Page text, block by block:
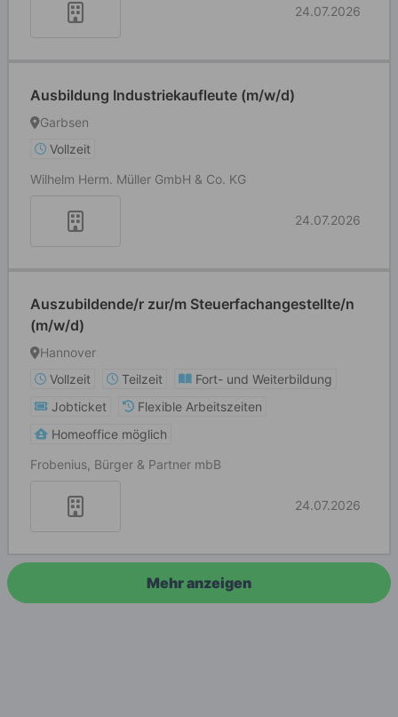
24.07.2026
Ausbildung Industriekaufleute (m/w/d)
Garbsen
Vollzeit
Wilhelm Herm. Müller GmbH & Co. KG
24.07.2026
Auszubildende/r zur/m Steuerfachangestellte/n
(m/w/d)
Hannover
Vollzeit
Teilzeit
Fort- und Weiterbildung
Jobticket
Flexible Arbeitszeiten
Homeoffice möglich
Frobenius, Bürger & Partner mbB
24.07.2026
Mehr anzeigen